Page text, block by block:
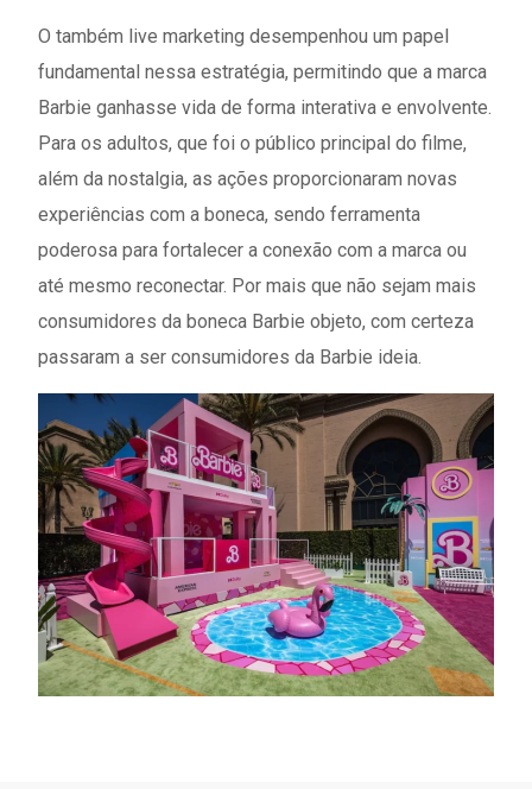
O também live marketing desempenhou um papel
fundamental nessa estratégia, permitindo que a marca
Barbie ganhasse vida de forma interativa e envolvente.
Para os adultos, que foi o público principal do filme,
além da nostalgia, as ações proporcionaram novas
experiências com a boneca, sendo ferramenta
poderosa para fortalecer a conexão com a marca ou
até mesmo reconectar. Por mais que não sejam mais
consumidores da boneca Barbie objeto, com certeza
passaram a ser consumidores da Barbie ideia.